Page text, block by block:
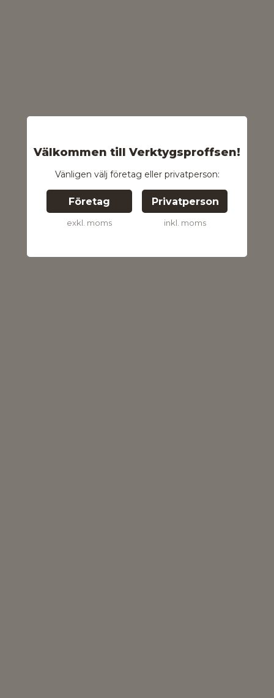
Välkommen till Verktygsproffsen!
Vänligen välj företag eller privatperson:
Företag
exkl. moms
Privatperson
inkl. moms